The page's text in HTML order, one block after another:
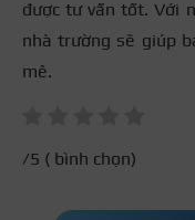
được tư vấn tốt. Với
nhà trường sẽ giúp
mê.
/5 ( bình chọn)